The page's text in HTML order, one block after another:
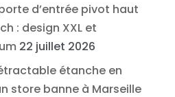
d’entrée pivot haut
: design XXL et
22 juillet 2026
étanche en
store banne à Marseille